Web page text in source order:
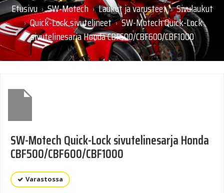
Etusivu › SW-Motech › Laukut ja varusteet › Sivulaukut
› Quick-Lock sivutelineet › SW-Motech Quick-Lock
sivutelinesarja Honda CBF500/CBF600/CBF1000
SW-Motech Quick-Lock sivutelinesarja Honda
CBF500/CBF600/CBF1000
Varastossa